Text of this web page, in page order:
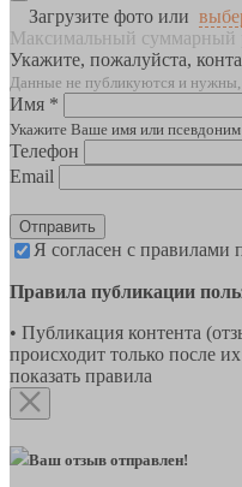
Загрузите фото или
Максимальный суммарный
Укажите, пожалуйста,
Данные не публикуются и
Имя *
Укажите Ваше имя или псевдоним
Телефон
Email
Отправить
Я согласен с правилами
Правила публикации
• Публикация контента
происходит только после
показать правила
Ваш отзыв отправлен!